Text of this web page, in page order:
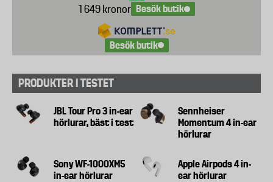
1 649 kronor Besök butik
Besök butik
PRODUKTER I TESTET
JBL Tour Pro 3 in-ear
hörlurar, bäst i test
Sennheiser
Momentum 4 in-ear
hörlurar
Sony WF-1000XM5
in-ear hörlurar
Apple Airpods 4 in-
ear hörlurar